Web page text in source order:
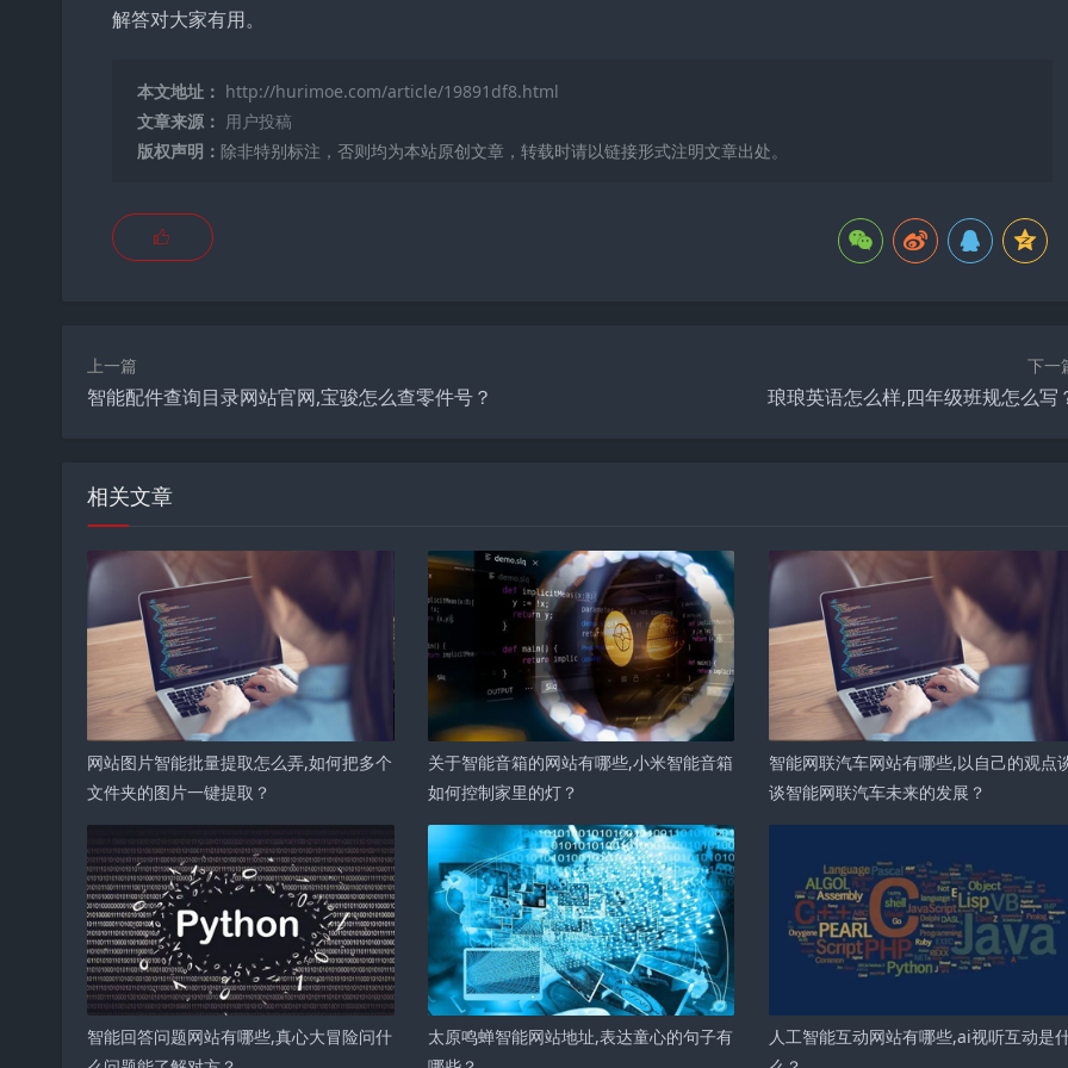
解答对大家有用。
本文地址： http://hurimoe.com/article/19891df8.html
文章来源： 用户投稿
版权声明： 除非特别标注，否则均为本站原创文章，转载时请以链接形式注明文章出处。
上一篇
智能配件查询目录网站官网,宝骏怎么查零件号？
下一
琅琅英语怎么样,四年级班规怎么写
相关文章
网站图片智能批量提取怎么弄,如何把多个
文件夹的图片一键提取？
关于智能音箱的网站有哪些,小米智能音箱
如何控制家里的灯？
智能网联汽车网站有哪些,以自己的观点
谈智能网联汽车未来的发展？
智能回答问题网站有哪些,真心大冒险问什
太原鸣蝉智能网站地址,表达童心的句子有
人工智能互动网站有哪些,ai视听互动是